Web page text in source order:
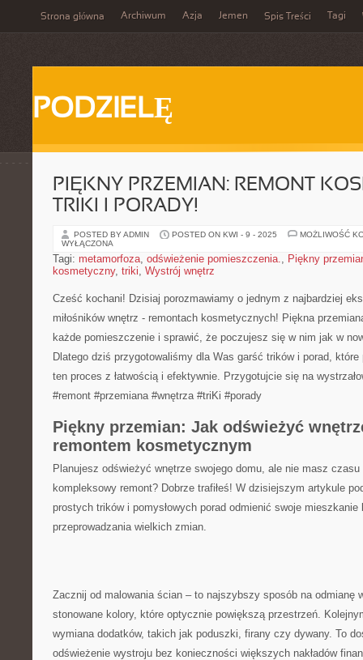
Strona główna Archiwum Azja Jemen Spis Treści Tagi
PODZIELĘ
PIĘKNY PRZEMIAN: REMONT
TRIKI I PORADY!
POSTED BY ADMIN POSTED ON KWI - 9 - 2025
MOŻLIWOŚĆ
WYŁĄCZONA
Tagi: metamorfoza, odświeżenie pomieszczenia., Piękny
kosmetyczny, triki, Wystrój wnętrz
Cześć kochani! Dzisiaj porozmawiamy o jednym z ‌najbardziej
miłośników​ wnętrz ⁤- remontach ‌kosmetycznych! ​Piękna
każde pomieszczenie i sprawić, że poczujesz się‍ w ‍nim​ jak w
Dlatego dziś przygotowaliśmy dla Was garść trików i porad,
ten proces z łatwością i ‌efektywnie.‌ Przygotujcie się na
#remont #przemiana #wnętrza #triKi #porady
Piękny ‍przemian: Jak odświeżyć
‌remontem ⁤kosmetycznym
Planujesz odświeżyć wnętrze⁤ swojego domu, ale nie masz czasu
kompleksowy remont? Dobrze trafiłeś! W dzisiejszym artykule
prostych ⁤trików i pomysłowych porad odmienić swoje
przeprowadzania wielkich zmian.
Zacznij od malowania ścian – ⁢to najszybszy sposób⁢ na⁤ odmianę
stonowane ​kolory, które optycznie powiększą przestrzeń.
wymiana dodatków, ‍takich jak poduszki, ‍firany​ czy‌ dywany. To
odświeżenie wystroju bez konieczności⁤ większych⁢ nakładów